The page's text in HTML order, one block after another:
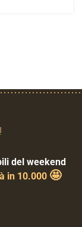
del weekend
in 10.000 🤩